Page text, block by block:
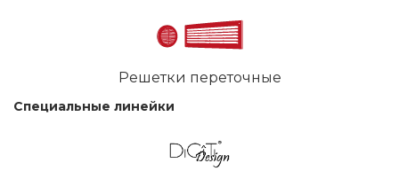
Решетки переточные
Специальные линейки